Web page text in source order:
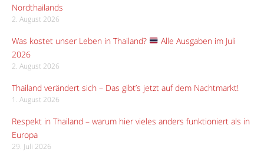
Nordthailands
2. August 2026
Was kostet unser Leben in Thailand?
Alle Ausgaben im Juli
2026
2. August 2026
Thailand verändert sich – Das gibt’s jetzt auf dem Nachtmarkt!
1. August 2026
Respekt in Thailand – warum hier vieles anders funktioniert als in
Europa
29. Juli 2026